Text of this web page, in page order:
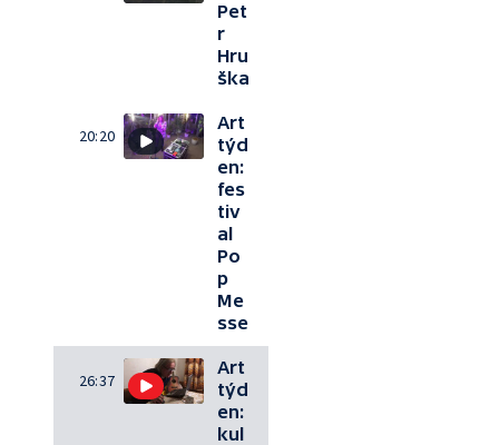
Pet
r
Hru
ška
20:20
Art
týd
en:
fes
tiv
al
Po
p
Me
sse
26:37
Art
týd
en:
kul